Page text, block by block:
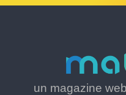
un magazine